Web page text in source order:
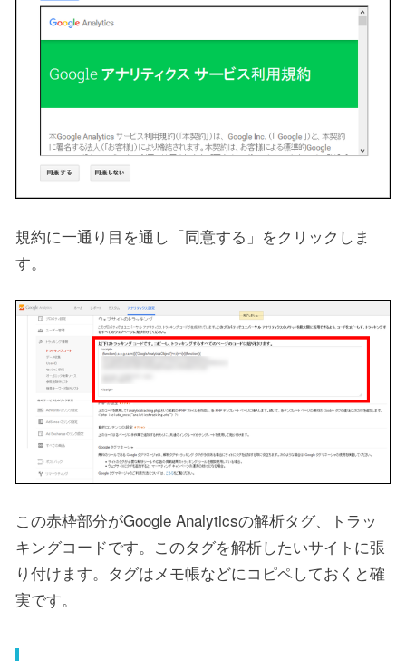
規約に一通り目を通し「同意する」をクリックしま
す。
この赤枠部分がGoogle Analyticsの解析タグ、トラッ
キングコードです。このタグを解析したいサイトに張
り付けます。タグはメモ帳などにコピペしておくと確
実です。